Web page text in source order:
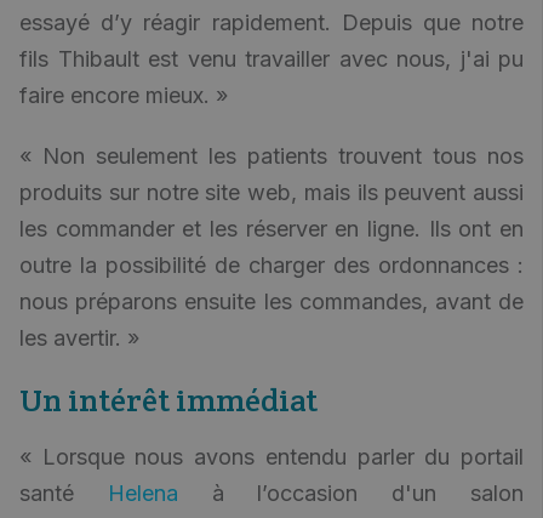
essayé d’y réagir rapidement. Depuis que notre
fils Thibault est venu travailler avec nous, j'ai pu
faire encore mieux. »
« Non seulement les patients trouvent tous nos
produits sur notre site web, mais ils peuvent aussi
les commander et les réserver en ligne. Ils ont en
outre la possibilité de charger des ordonnances :
nous préparons ensuite les commandes, avant de
les avertir. »
Un intérêt immédiat
« Lorsque nous avons entendu parler du portail
santé
Helena
à l’occasion d'un salon